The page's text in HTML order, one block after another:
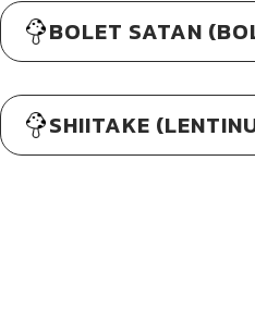
BOLET SATAN
SHIITAKE